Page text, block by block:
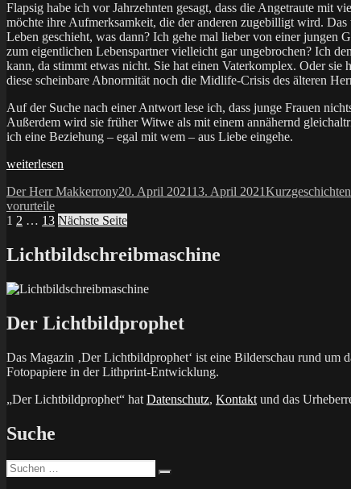
Flapsig habe ich vor Jahrzehnten gesagt, dass die Angetraute mit
möchte ihre Aufmerksamkeit, die der anderen zugebilligt wird.
Leben geschieht, was dann? Ich gehe mal lieber von einer
zum eigentlichen Lebenspartner vielleicht gar ungebrochen? Ich
kann, da stimmt etwas nicht. Sie hat einen Vaterkomplex. Oder
diese scheinbare Abnormität noch die Midlife-Crisis des älteren
Auf der Suche nach einer Antwort lese ich, dass junge Frauen
Außerdem wird sie früher Witwe als mit einem annähernd
ich eine Beziehung – egal mit wem – aus Liebe eingehe.
„Stellvertretend“
weiterlesen
Autor
Der Herr MakkerronyVeröffentlicht
20. April 202113. April 2021Kategorien
Kurzgeschichten
vorurteile
Seitennummerierung
der
Beiträge
Seite
1 Seite
2 … Seite
13 Nächste Seite
Lichtbildschreibmaschine
Der Lichtbildprophet
Das Magazin ‚Der Lichtbildprophet‘ ist eine Bilderschau rund
Fotopapiere in der Lithprint-Entwicklung.
„Der Lichtbildprophet“ hat Datenschutz, Kontakt und das
Suche
Suchen
nach: